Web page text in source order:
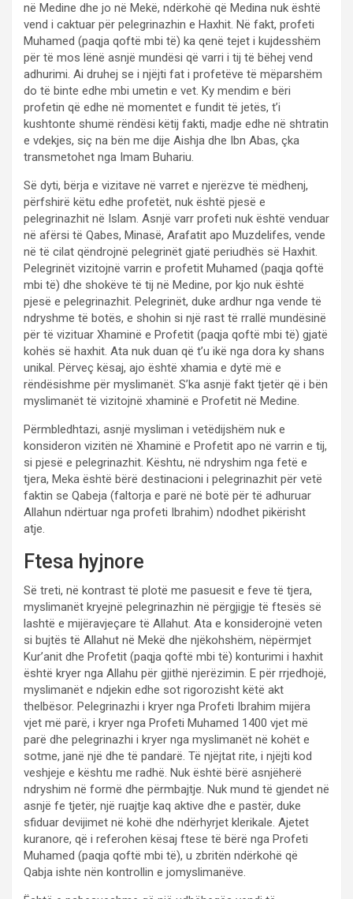
në Medine dhe jo në Mekë, ndërkohë që Medina nuk është
vend i caktuar për pelegrinazhin e Haxhit. Në fakt, profeti
Muhamed (paqja qoftë mbi të) ka qenë tejet i kujdesshëm
për të mos lënë asnjë mundësi që varri i tij të bëhej vend
adhurimi. Ai druhej se i njëjti fat i profetëve të mëparshëm
do të binte edhe mbi umetin e vet. Ky mendim e bëri
profetin që edhe në momentet e fundit të jetës, t’i
kushtonte shumë rëndësi këtij fakti, madje edhe në shtratin
e vdekjes, siç na bën me dije Aishja dhe Ibn Abas, çka
transmetohet nga Imam Buhariu.
Së dyti, bërja e vizitave në varret e njerëzve të mëdhenj,
përfshirë këtu edhe profetët, nuk është pjesë e
pelegrinazhit në Islam. Asnjë varr profeti nuk është venduar
në afërsi të Qabes, Minasë, Arafatit apo Muzdelifes, vende
në të cilat qëndrojnë pelegrinët gjatë periudhës së Haxhit.
Pelegrinët vizitojnë varrin e profetit Muhamed (paqja qoftë
mbi të) dhe shokëve të tij në Medine, por kjo nuk është
pjesë e pelegrinazhit. Pelegrinët, duke ardhur nga vende të
ndryshme të botës, e shohin si një rast të rrallë mundësinë
për të vizituar Xhaminë e Profetit (paqja qoftë mbi të) gjatë
kohës së haxhit. Ata nuk duan që t’u ikë nga dora ky shans
unikal. Përveç kësaj, ajo është xhamia e dytë më e
rëndësishme për myslimanët. S’ka asnjë fakt tjetër që i bën
myslimanët të vizitojnë xhaminë e Profetit në Medine.
Përmbledhtazi, asnjë mysliman i vetëdijshëm nuk e
konsideron vizitën në Xhaminë e Profetit apo në varrin e tij,
si pjesë e pelegrinazhit. Kështu, në ndryshim nga fetë e
tjera, Meka është bërë destinacioni i pelegrinazhit për vetë
faktin se Qabeja (faltorja e parë në botë për të adhuruar
Allahun ndërtuar nga profeti Ibrahim) ndodhet pikërisht
atje.
Ftesa hyjnore
Së treti, në kontrast të plotë me pasuesit e feve të tjera,
myslimanët kryejnë pelegrinazhin në përgjigje të ftesës së
lashtë e mijëravjeçare të Allahut. Ata e konsiderojnë veten
si bujtës të Allahut në Mekë dhe njëkohshëm, nëpërmjet
Kur’anit dhe Profetit (paqja qoftë mbi të) konturimi i haxhit
është kryer nga Allahu për gjithë njerëzimin. E për rrjedhojë,
myslimanët e ndjekin edhe sot rigorozisht këtë akt
thelbësor. Pelegrinazhi i kryer nga Profeti Ibrahim mijëra
vjet më parë, i kryer nga Profeti Muhamed 1400 vjet më
parë dhe pelegrinazhi i kryer nga myslimanët në kohët e
sotme, janë një dhe të pandarë. Të njëjtat rite, i njëjti kod
veshjeje e kështu me radhë. Nuk është bërë asnjëherë
ndryshim në formë dhe përmbajtje. Nuk mund të gjendet në
asnjë fe tjetër, një ruajtje kaq aktive dhe e pastër, duke
sfiduar devijimet në kohë dhe ndërhyrjet klerikale. Ajetet
kuranore, që i referohen kësaj ftese të bërë nga Profeti
Muhamed (paqja qoftë mbi të), u zbritën ndërkohë që
Qabja ishte nën kontrollin e jomyslimanëve.